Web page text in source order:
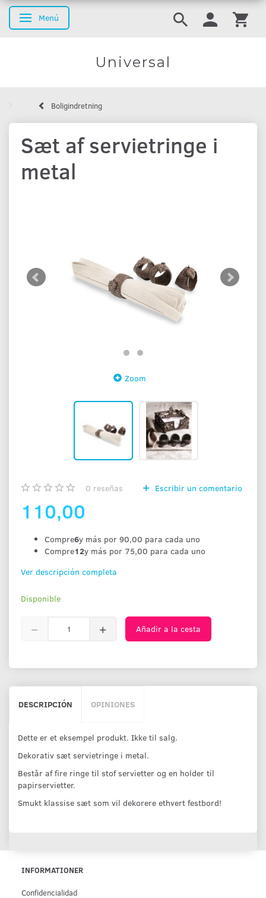
Navegación de palanca
Menú
Universal
Boligindretning
Sæt af servietringe i
metal
Zoom
0 reseñas Escribir un comentario
110,00
Compre6y más por 90,00 para cada uno
Compre12y más por 75,00 para cada uno
Ver descripción completa
Disponible
Añadir a la cesta
DESCRIPCIÓN OPINIONES
Dette er et eksempel produkt. Ikke til salg.
Dekorativ sæt servietringe i metal.
Består af fire ringe til stof servietter og en holder til
papirservietter.
Smukt klassise sæt som vil dekorere ethvert festbord!
INFORMATIONER
Confidencialidad